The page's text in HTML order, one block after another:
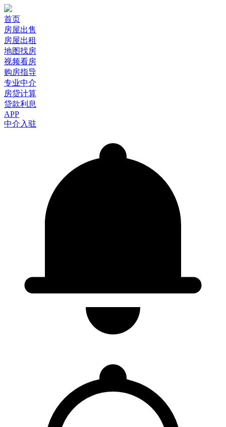
首页
房屋出售
房屋出租
地图找房
视频看房
购房指导
专业中介
房贷计算
贷款利息
APP
中介入驻